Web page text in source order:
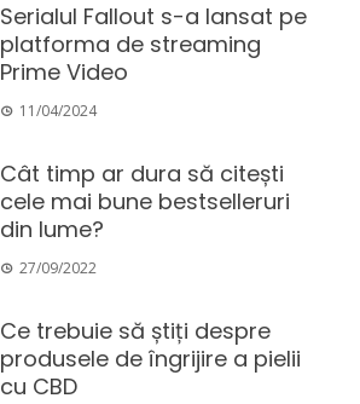
Serialul Fallout s-a lansat pe
platforma de streaming
Prime Video
11/04/2024
Cât timp ar dura să citești
cele mai bune bestselleruri
din lume?
27/09/2022
Ce trebuie să știți despre
produsele de îngrijire a pielii
cu CBD